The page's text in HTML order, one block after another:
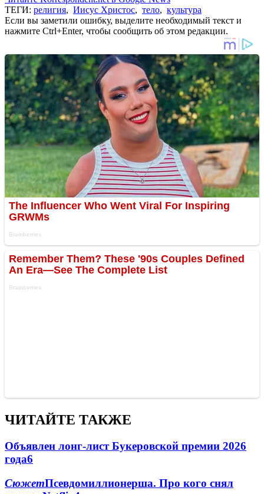
ТЕГИ: религия, Иисус Христос, тело, культура
Если вы заметили ошибку, выделите необходимый текст и
нажмите Ctrl+Enter, чтобы сообщить об этом редакции.
ЧИТАЙТЕ ТАКЖЕ
Объявлен лонг-лист Букеровской премии 2026
года6
СюжетПсевдомиллионерша. Про кого снял